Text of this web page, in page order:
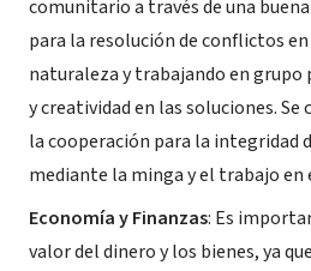
comunitario a través de una
para la resolución de conflictos
naturaleza y trabajando en grupo
y creatividad en las soluciones.
la cooperación para la integridad
mediante la minga y el trabajo en
Economía y Finanzas: Es
valor del dinero y los bienes, ya